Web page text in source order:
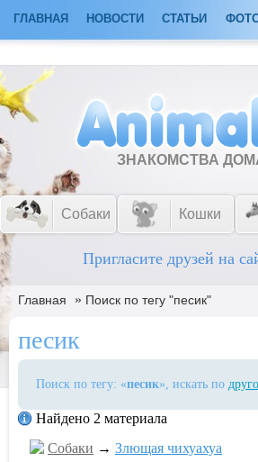
ГЛАВНАЯ НОВОСТИ СТАТЬИ
ЗНАКОМСТВА
Собаки Кошки
Пригласите друзей на
Главная » Поиск по тегу "песик"
песик
Поиск по тегу: «песик», искать по
Найдено 2 материала
Собаки → Злющая чихуахуа